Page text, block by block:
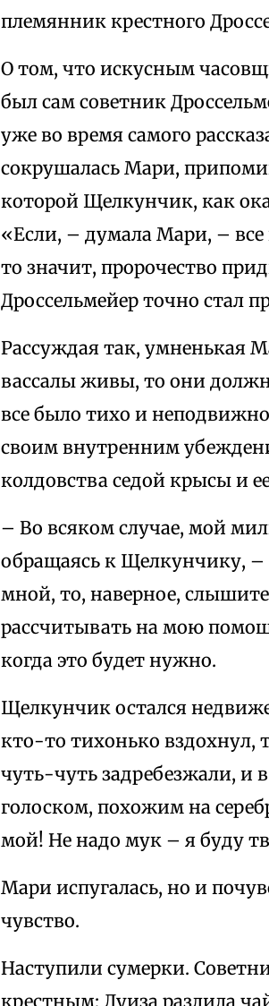
племянник крестного
О том, что искусным
был сам советник
уже во время самого
сокрушалась Мари,
которой Щелкунчик, как
«Если, – думала Мари, –
то значит, пророчество
Дроссельмейер точно стал
Рассуждая так, умненькая
вассалы живы, то они
все было тихо и
своим внутренним
колдовства седой крысы и
– Во всяком случае, мой
обращаясь к Щелкунчику, –
мной, то, наверное,
рассчитывать на мою
когда это будет нужно.
Щелкунчик остался
кто-то тихонько вздохнул,
чуть-чуть задребезжали, и
голоском, похожим на
мой! Не надо мук – я буду
Мари испугалась, но и
чувство.
Наступили сумерки.
крестным; Луиза разлила